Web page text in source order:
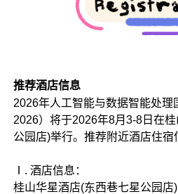
推荐酒店信息
2026年人工智能与数据智能处理
2026）将于2026年8月3-8日在
公园店)举行。推荐附近酒店住宿
Ⅰ. 酒店信息：
桂山华星酒店(东西巷七星公园店